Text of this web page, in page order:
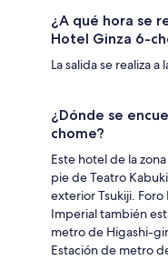
¿A qué hora se
Hotel Ginza 6-
La salida se realiza a
¿Dónde se
chome?
Este hotel de la
pie de Teatro
exterior Tsukiji.
Imperial también
metro de Higashi-
Estación de metro